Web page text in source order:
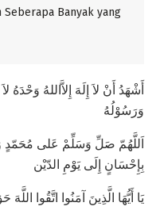
Banyak yang
أَشْهَدُ أَنْ لاَ إِلَهَ إِلاَّاللهُ
وَرَسُوْلُهُ
اَللَّهُمّ صَلِّ وَسَلِّمْ عَلى مُحَمّدٍ
بِإِحْسَانٍ إِلَى يَوْمِ الدّيْن
يَا أَيُّهَا الَّذِينَ آمَنُوا اتَّقُوا